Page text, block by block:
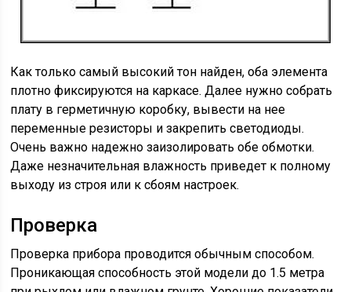
Как только самый высокий тон найден, оба элемента
плотно фиксируются на каркасе. Далее нужно собрать
плату в герметичную коробку, вывести на нее
переменные резисторы и закрепить светодиоды.
Очень важно надежно заизолировать обе обмотки.
Даже незначительная влажность приведет к полному
выходу из строя или к сбоям настроек.
Проверка
Проверка прибора проводится обычным способом.
Проникающая способность этой модели до 1.5 метра